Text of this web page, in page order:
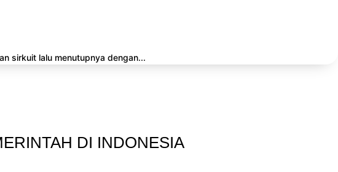
sirkuit lalu menutupnya dengan...
DI INDONESIA